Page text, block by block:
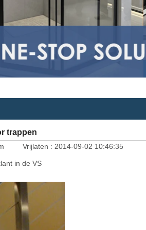
trappen
Vrijlaten : 2014-09-02 10:46:35
in de VS